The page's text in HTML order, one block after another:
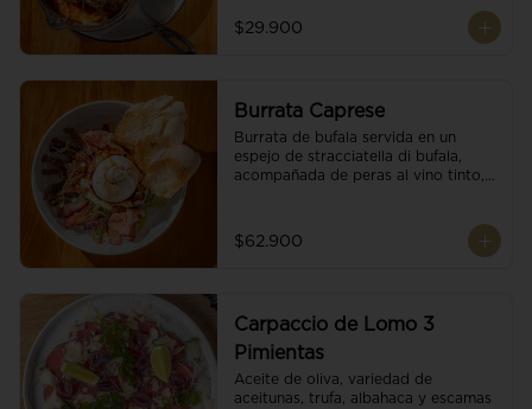
$29.900
Burrata Caprese
Burrata de bufala servida en un
espejo de stracciatella di bufala,
acompañada de peras al vino tinto,
pesto y reducción de balsámico.
$62.900
Carpaccio de Lomo 3
Pimientas
Aceite de oliva, variedad de
aceitunas, trufa, albahaca y escamas